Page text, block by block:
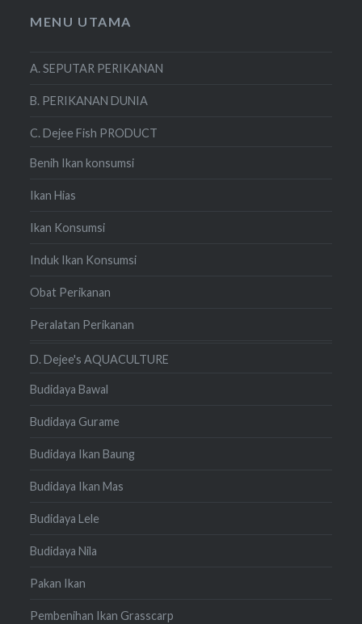
MENU UTAMA
A. SEPUTAR PERIKANAN
B. PERIKANAN DUNIA
C. Dejee Fish PRODUCT
Benih Ikan konsumsi
Ikan Hias
Ikan Konsumsi
Induk Ikan Konsumsi
Obat Perikanan
Peralatan Perikanan
D. Dejee's AQUACULTURE
Budidaya Bawal
Budidaya Gurame
Budidaya Ikan Baung
Budidaya Ikan Mas
Budidaya Lele
Budidaya Nila
Pakan Ikan
Pembenihan Ikan Grasscarp